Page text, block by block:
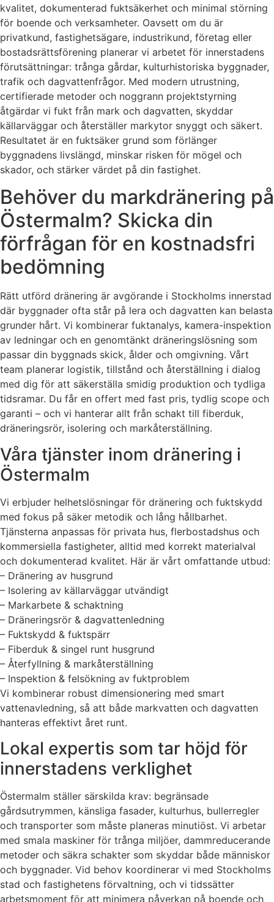
kvalitet, dokumenterad fuktsäkerhet och minimal störning
för boende och verksamheter. Oavsett om du är
privatkund, fastighetsägare, industrikund, företag eller
bostadsrättsförening planerar vi arbetet för innerstadens
förutsättningar: trånga gårdar, kulturhistoriska byggnader,
trafik och dagvattenfrågor. Med modern utrustning,
certifierade metoder och noggrann projektstyrning
åtgärdar vi fukt från mark och dagvatten, skyddar
källarväggar och återställer markytor snyggt och säkert.
Resultatet är en fuktsäker grund som förlänger
byggnadens livslängd, minskar risken för mögel och
skador, och stärker värdet på din fastighet.
Behöver du markdränering på
Östermalm? Skicka din
förfrågan för en kostnadsfri
bedömning
Rätt utförd dränering är avgörande i Stockholms innerstad
där byggnader ofta står på lera och dagvatten kan belasta
grunder hårt. Vi kombinerar fuktanalys, kamera-inspektion
av ledningar och en genomtänkt dräneringslösning som
passar din byggnads skick, ålder och omgivning. Vårt
team planerar logistik, tillstånd och återställning i dialog
med dig för att säkerställa smidig produktion och tydliga
tidsramar. Du får en offert med fast pris, tydlig scope och
garanti – och vi hanterar allt från schakt till fiberduk,
dräneringsrör, isolering och markåterställning.
Våra tjänster inom dränering i
Östermalm
Vi erbjuder helhetslösningar för dränering och fuktskydd
med fokus på säker metodik och lång hållbarhet.
Tjänsterna anpassas för privata hus, flerbostadshus och
kommersiella fastigheter, alltid med korrekt materialval
och dokumenterad kvalitet. Här är vårt omfattande utbud:
– Dränering av husgrund
– Isolering av källarväggar utvändigt
– Markarbete & schaktning
– Dräneringsrör & dagvattenledning
– Fuktskydd & fuktspärr
– Fiberduk & singel runt husgrund
– Återfyllning & markåterställning
– Inspektion & felsökning av fuktproblem
Vi kombinerar robust dimensionering med smart
vattenavledning, så att både markvatten och dagvatten
hanteras effektivt året runt.
Lokal expertis som tar höjd för
innerstadens verklighet
Östermalm ställer särskilda krav: begränsade
gårdsutrymmen, känsliga fasader, kulturhus, bullerregler
och transporter som måste planeras minutiöst. Vi arbetar
med smala maskiner för trånga miljöer, dammreducerande
metoder och säkra schakter som skyddar både människor
och byggnader. Vid behov koordinerar vi med Stockholms
stad och fastighetens förvaltning, och vi tidssätter
arbetsmoment för att minimera påverkan på boende och